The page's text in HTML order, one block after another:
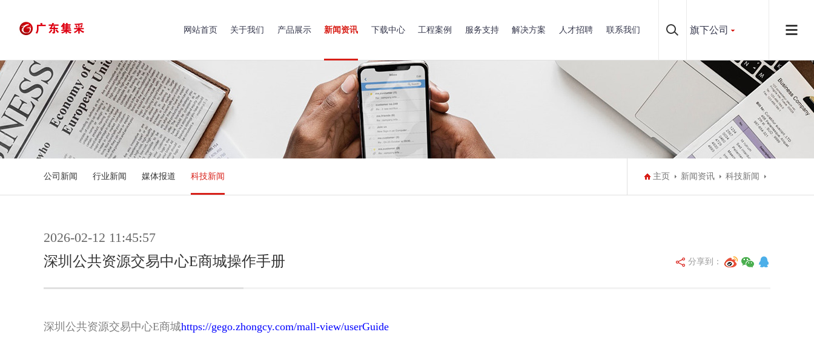
网站首页 关于我们 产品展示 新闻资讯 下载中心 工程案例 服务支持 解决方案 人才招聘 联系我们 旗下公司
公司新闻 行业新闻 媒体报道 科技新闻 主页 新闻资讯 科技新闻
2026-02-12 11:45:57
深圳公共资源交易中心E商城操作手册 分享到：
深圳公共资源交易中心E商城https://gego.zhongcy.com/mall-view/userGuide